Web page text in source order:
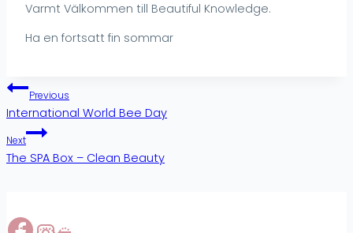
Varmt Välkommen till Beautiful Knowledge.
Ha en fortsatt fin sommar
Inläggsnavigering
Previous
International World Bee Day
Next
The SPA Box – Clean Beauty